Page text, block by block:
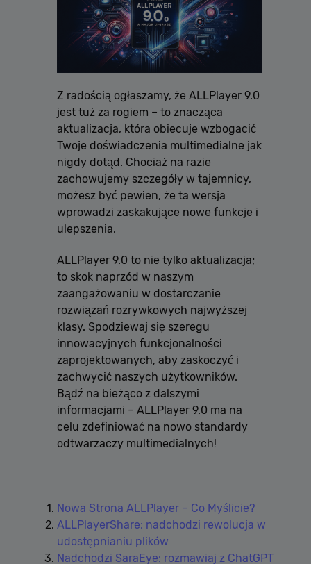
Z radością ogłaszamy, że ALLPlayer 9.0
jest tuż za rogiem – to znacząca
aktualizacja, która obiecuje wzbogacić
Twoje doświadczenia multimedialne jak
nigdy dotąd. Chociaż na razie
zachowujemy szczegóły w tajemnicy,
możesz być pewien, że ta wersja
wprowadzi zaskakujące nowe funkcje i
ulepszenia.
ALLPlayer 9.0 to nie tylko aktualizacja;
to skok naprzód w naszym
zaangażowaniu w dostarczanie
rozwiązań rozrywkowych najwyższej
klasy. Spodziewaj się szeregu
innowacyjnych funkcjonalności
zaprojektowanych, aby zaskoczyć i
zachwycić naszych użytkowników.
Bądź na bieżąco z dalszymi
informacjami – ALLPlayer 9.0 ma na
celu zdefiniować na nowo standardy
odtwarzaczy multimedialnych!
Nowa Strona ALLPlayer – Co Myślicie?
ALLPlayerShare: nadchodzi rewolucja w
udostępnianiu plików
Nadchodzi SaraEye: rozmawiaj z ChatGPT